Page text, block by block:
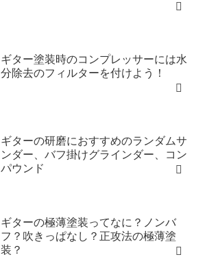
ギター塗装時のコンプレッサーには水
分除去のフィルターを付けよう！
ギターの研磨におすすめのランダムサ
ンダー、バフ掛けグラインダー、コン
パウンド
ギターの極薄塗装ってなに？ノンバ
フ？吹きっぱなし？正攻法の極薄塗
装？